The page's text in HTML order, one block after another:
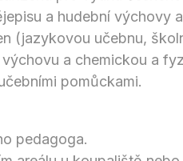
a hudební výchovy a
(jazykovou učebnu,
a chemickou a
pomůckami.
pedagoga.